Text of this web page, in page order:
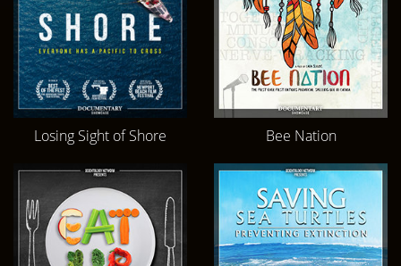
Losing Sight of Shore Bee Nation